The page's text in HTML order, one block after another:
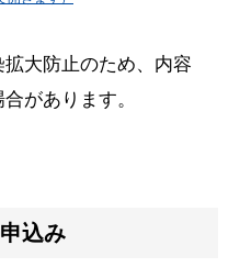
大防止のため、内容
があります。
込み